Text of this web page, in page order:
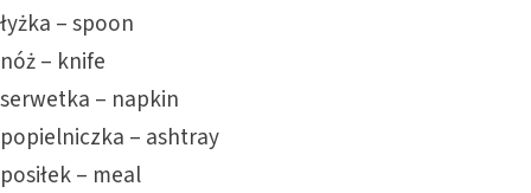
łyżka – spoon
nóż – knife
serwetka – napkin
popielniczka – ashtray
posiłek – meal